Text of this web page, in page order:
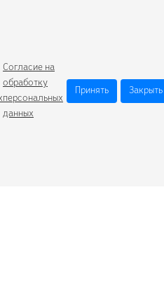
Согласие на
обработку
персональных
данных
Принять Закрыть